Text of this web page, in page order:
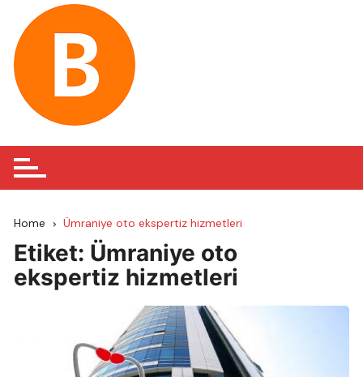
content
Home Ümraniye oto ekspertiz hizmetleri
Etiket: Ümraniye oto
ekspertiz hizmetleri